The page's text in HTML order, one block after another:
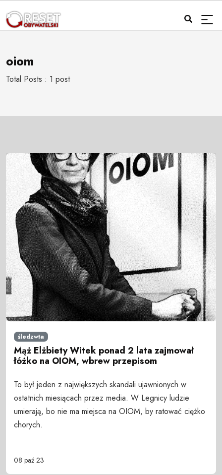
oiom
Total Posts : 1 post
śledzwta
Mąż Elżbiety Witek ponad 2 lata zajmował
łóżko na OIOM, wbrew przepisom
To był jeden z największych skandali ujawnionych w
ostatnich miesiącach przez media. W Legnicy ludzie
umierają, bo nie ma miejsca na OIOM, by ratować ciężko
chorych.
08 paź 23